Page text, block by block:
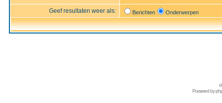
Geef resultaten weer als: Berichten Onderwerpen
Powered by